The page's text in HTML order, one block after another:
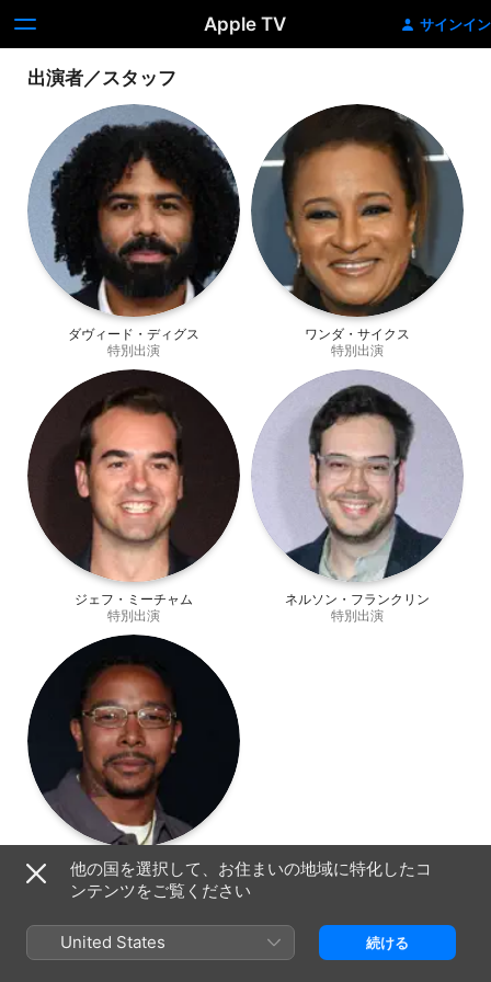
Apple TV サインイン
出演者／スタッフ
ダヴィード・ディグス
特別出演
ワンダ・サイクス
特別出演
ジェフ・ミーチャム
特別出演
ネルソン・フランクリン
特別出演
アレン・マルドナード
特別出演
他の国を選択して、お住まいの地域に特化したコ
ンテンツをご覧ください
United States 続ける